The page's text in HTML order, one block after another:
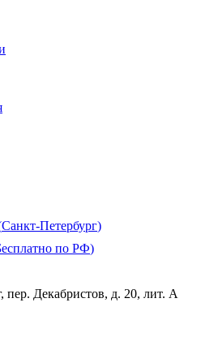
Санкт-Петербург)
по РФ)
, пер. Декабристов, д. 20, лит. А